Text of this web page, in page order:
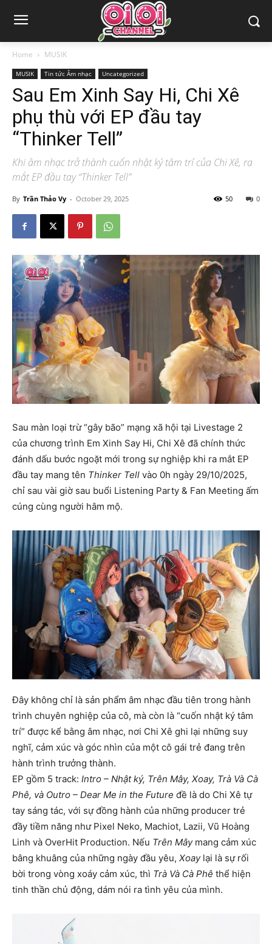
Home MUSIK
MUSIK Tin tức Âm nhạc Uncategorized
Sau Em Xinh Say Hi, Chi Xê
phụ thù với EP đầu tay
“Thinker Tell”
Khi âm nhạc trở thành cuốn nhật ký tâm trí của Chi Xê, ra
mắt EP đầu tay “Thinker Tell”
By Trần Thảo Vy - October 29, 2025 0
50
Sau màn loại trừ “gây bão” mạng xã hội tại Livestage 2
của chương trình Em Xinh Say Hi, Chi Xê đã chính thức
đánh dấu bước ngoặt mới trong sự nghiệp khi ra mắt EP
đầu tay mang tên Thinker Tell vào 0h ngày 29/10/2025,
chỉ sau vài giờ sau buổi Listening Party & Fan Meeting ấm
cúng cùng người hâm mộ.
Đây không chỉ là sản phẩm âm nhạc đầu tiên trong hành
trình chuyên nghiệp của cô, mà còn là “cuốn nhật ký tâm
trí” được kể bằng âm nhạc, nơi Chi Xê ghi lại những suy
nghĩ, cảm xúc và góc nhìn của một cô gái trẻ đang trên
hành trình trưởng thành.
EP gồm 5 track: Intro – Nhật ký, Trên Mây, Xoay, Trà Và Cà
Phê, và Outro – Dear Me in the Future đề là do Chi Xê tự
tay sáng tác, với sự đồng hành của những producer trẻ
đầy tiềm năng như Pixel Neko, Machiot, Lazii, Vũ Hoàng
Linh và OverHit Production. Nếu Trên Mâymang cảm xúc
bâng khuâng của những ngày đầu yêu, Xoaylại là sự rối
bời trong vòng xoáy cảm xúc, thì Trà Và Cà Phê thể hiện
tinh thần chủ động, dám nói ra tình yêu của mình.